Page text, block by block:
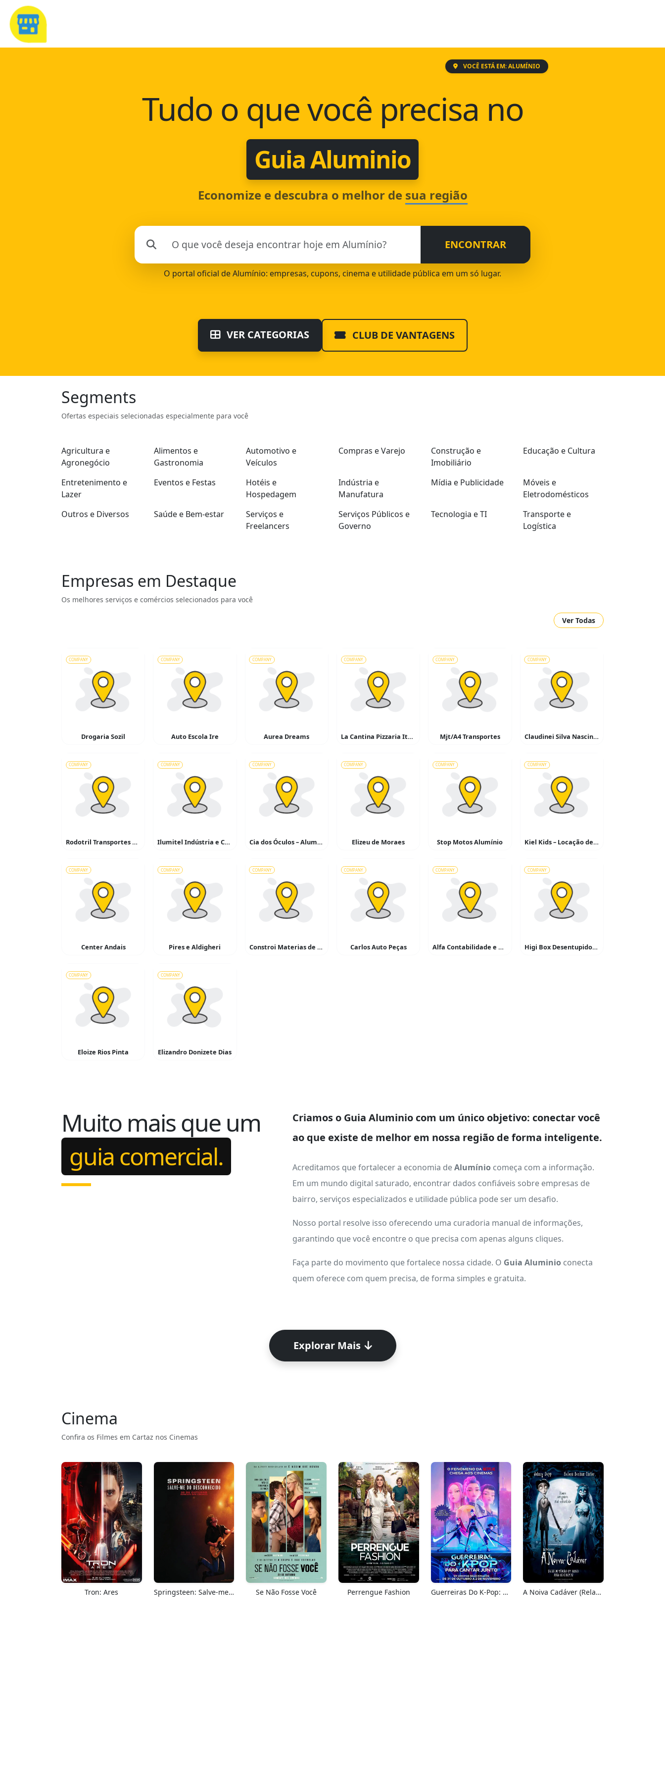
VOCÊ ESTÁ EM: ALUMÍNIO
Tudo o que você precisa no
Guia Aluminio
Economize e descubra o melhor de sua região
ENCONTRAR
O portal oficial de Alumínio: empresas, cupons, cinema e utilidade pública em um só lugar.
VER CATEGORIAS CLUB DE VANTAGENS
Segments
Ofertas especiais selecionadas especialmente para você
Agricultura e
Agronegócio
Alimentos e
Gastronomia
Automotivo e
Veículos
Compras e Varejo
Construção e
Imobiliário
Educação e Cultura
Entretenimento e
Lazer
Eventos e Festas
Hotéis e
Hospedagem
Indústria e
Manufatura
Mídia e Publicidade
Móveis e
Eletrodomésticos
Outros e Diversos
Saúde e Bem-estar
Serviços e
Freelancers
Serviços Públicos e
Governo
Tecnologia e TI
Transporte e
Logística
Empresas em Destaque
Os melhores serviços e comércios selecionados para você
Ver Todas
COMPANY
Drogaria Sozil
COMPANY
Auto Escola Ire
COMPANY
Aurea Dreams
COMPANY
La Cantina Pizzaria Italiana
COMPANY
Mjt/A4 Transportes
COMPANY
Claudinei Silva Nascinto
COMPANY
Rodotril Transportes de Cargas
COMPANY
Ilumitel Indústria e Comércio de Materiais Elétricos
COMPANY
Cia dos Óculos – Alumínio
COMPANY
Elizeu de Moraes
COMPANY
Stop Motos Alumínio
COMPANY
Kiel Kids – Locação de Brinquedos
COMPANY
Center Andais
COMPANY
Pires e Aldigheri
COMPANY
Constroi Materias de Construção
COMPANY
Carlos Auto Peças
COMPANY
Alfa Contabilidade e Advocacia
COMPANY
Higi Box Desentupidora e Dedetizadora
COMPANY
Eloize Rios Pinta
COMPANY
Elizandro Donizete Dias
Muito mais que um
guia comercial.
Criamos o Guia Aluminiocom um único objetivo: conectar você
ao que existe de melhor em nossa região de forma inteligente.
Acreditamos que fortalecer a economia deAlumíniocomeça com a informação.
Em um mundo digital saturado, encontrar dados confiáveis sobre empresas de
bairro, serviços especializados e utilidade pública pode ser um desafio.
Nosso portal resolve isso oferecendo uma curadoria manual de informações,
garantindo que você encontre o que precisa com apenas alguns cliques.
Faça parte do movimento que fortalece nossa cidade. O Guia Aluminioconecta
quem oferece com quem precisa, de forma simples e gratuita.
Explorar Mais
Cinema
Confira os Filmes em Cartaz nos Cinemas
Tron: Ares Springsteen: Salve-me Do Desconhecido Se Não Fosse Você Perrengue Fashion Guerreiras Do K-Pop: Para Cantar Junto A Noiva Cadáver (Relançamento)